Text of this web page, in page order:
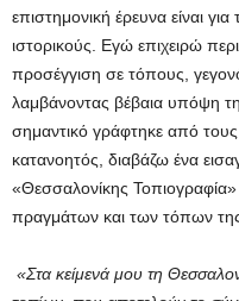
επιστημονική έρευνα είναι
ιστορικούς. Εγώ επιχειρώ
προσέγγιση σε τόπους,
λαμβάνοντας βέβαια υπόψη τη
σημαντικό γράφτηκε από τους
κατανοητός, διαβάζω ένα
«Θεσσαλονίκης
πραγμάτων και των τόπων
«Στα κείμενά μου τη